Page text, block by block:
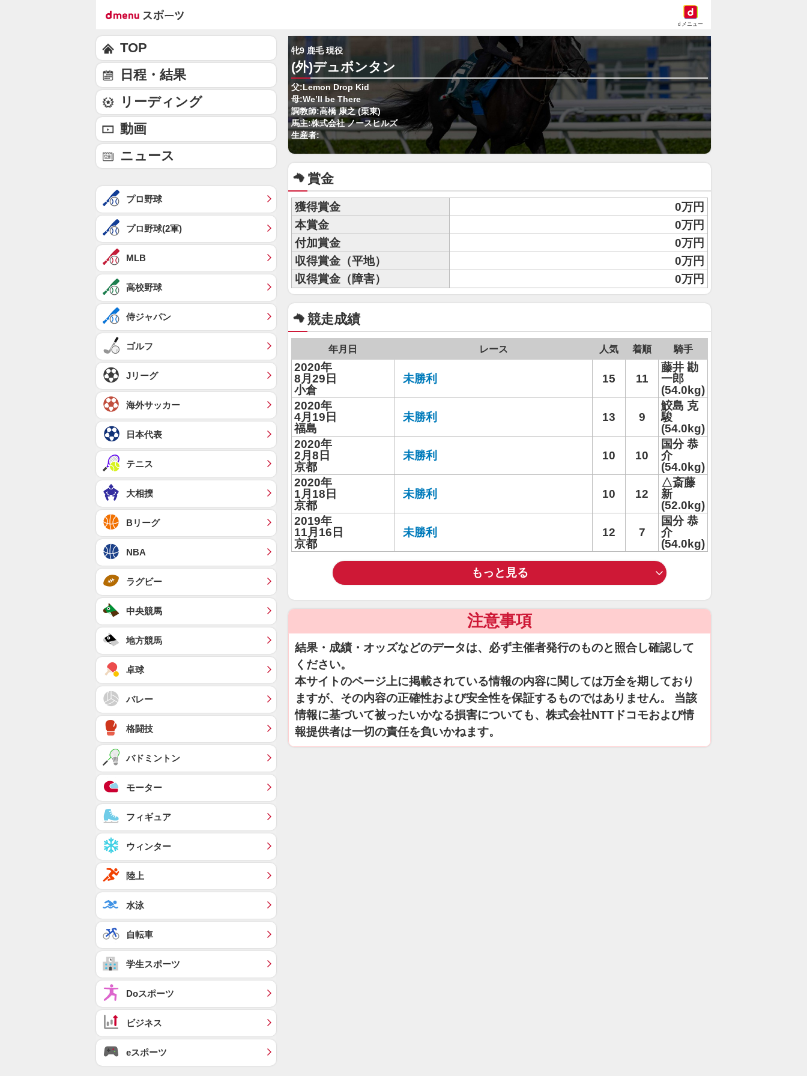
dメニュー
牝9 鹿毛 現役
(外)デュボンタン
父:Lemon Drop Kid
母:We’ll be There
調教師:高橋 康之 (栗東)
馬主:株式会社 ノースヒルズ
生産者:
賞金
獲得賞金
0万円
本賞金
0万円
付加賞金
0万円
収得賞金（平地）
0万円
収得賞金（障害）
0万円
競走成績
年月日 レース 人気 着順 騎手
2020年
8月29日
小倉
未勝利 15 11
藤井 勘
一郎
(54.0kg)
2020年
4月19日
福島
未勝利 13 9
鮫島 克
駿
(54.0kg)
2020年
2月8日
京都
未勝利 10 10
国分 恭
介
(54.0kg)
2020年
1月18日
京都
未勝利 10 12
△斎藤
新
(52.0kg)
2019年
11月16日
京都
未勝利 12 7
国分 恭
介
(54.0kg)
もっと見る
注意事項
結果・成績・オッズなどのデータは、必ず主催者発行のものと照合し確認して
ください。
本サイトのページ上に掲載されている情報の内容に関しては万全を期しており
ますが、その内容の正確性および安全性を保証するものではありません。 当該
情報に基づいて被ったいかなる損害についても、株式会社NTTドコモおよび情
報提供者は一切の責任を負いかねます。
TOP
日程・結果
リーディング
動画
ニュース
プロ野球
プロ野球(2軍)
MLB
高校野球
侍ジャパン
ゴルフ
Jリーグ
海外サッカー
日本代表
テニス
大相撲
Bリーグ
NBA
ラグビー
中央競馬
地方競馬
卓球
バレー
格闘技
バドミントン
モーター
フィギュア
ウィンター
陸上
水泳
自転車
学生スポーツ
Doスポーツ
ビジネス
eスポーツ